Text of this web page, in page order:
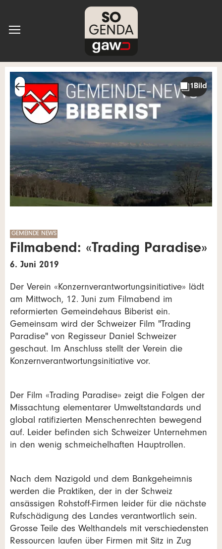
GEMEINDE NEWS
Filmabend: «Trading Paradise»
6. Juni 2019
Der Verein «Konzernverantwortungsinitiative» lädt
am Mittwoch, 12. Juni zum Filmabend im
reformierten Gemeindehaus Biberist ein.
Gemeinsam wird der Schweizer Film "Trading
Paradise" von Regisseur Daniel Schweizer
geschaut. Im Anschluss stellt der Verein die
Konzernverantwortungsinitiative vor.
Der Film «Trading Paradise» zeigt die Folgen der
Missachtung elementarer Umweltstandards und
global ratifizierten Menschenrechten bewegend
auf. Leider befinden sich Schweizer Unternehmen
in den wenig schmeichelhaften Hauptrollen.
Nach dem Nazigold und dem Bankgeheimnis
werden die Praktiken, der in der Schweiz
ansässigen Rohstoff-Firmen leider für die nächste
Rufschädigung des Landes verantwortlich sein.
Grosse Teile des Welthandels mit verschiedensten
Ressourcen laufen über Firmen mit Sitz in Zug